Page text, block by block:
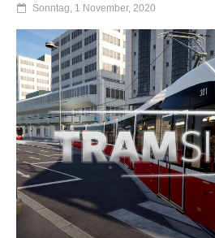
Sonntag, 1 November, 2020